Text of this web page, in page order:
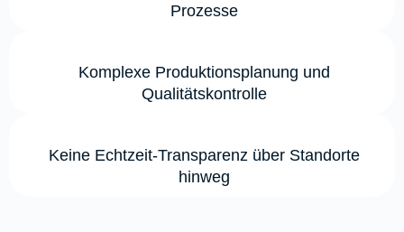
Prozesse
Komplexe Produktionsplanung und
Qualitätskontrolle
Keine Echtzeit-Transparenz über Standorte
hinweg